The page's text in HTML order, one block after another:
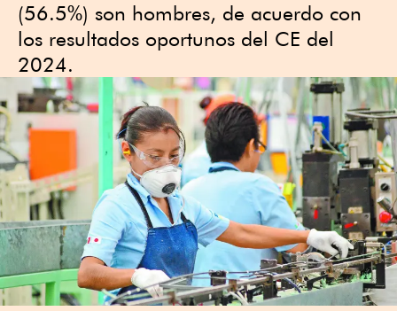
(56.5%) son hombres, de acuerdo con
los resultados oportunos del CE del
2024.